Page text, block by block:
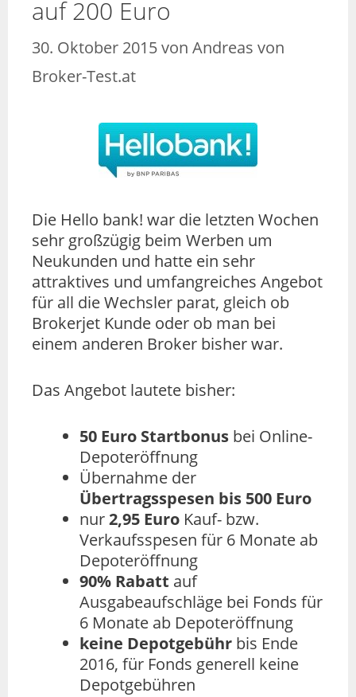
auf 200 Euro
30. Oktober 2015von Andreas von
Broker-Test.at
Die Hello bank! war die letzten Wochen
sehr großzügig beim Werben um
Neukunden und hatte ein sehr
attraktives und umfangreiches Angebot
für all die Wechsler parat, gleich ob
Brokerjet Kunde oder ob man bei
einem anderen Broker bisher war.
Das Angebot lautete bisher:
50 Euro Startbonus bei Online-
Depoteröffnung
Übernahme der
Übertragsspesen bis 500 Euro
nur2,95 Euro Kauf- bzw.
Verkaufsspesen für 6 Monate ab
Depoteröffnung
90% Rabatt auf
Ausgabeaufschläge bei Fonds für
6 Monate ab Depoteröffnung
keine Depotgebühr bis Ende
2016, für Fonds generell keine
Depotgebühren